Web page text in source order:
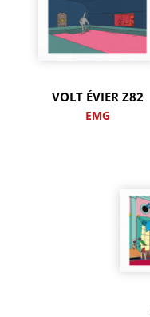
VOLT ÉVIER Z82
EMG